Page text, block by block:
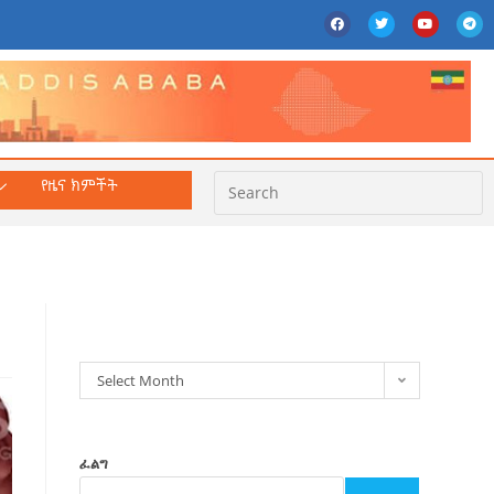
የዜና ክምችት
Select Month
ፈልግ